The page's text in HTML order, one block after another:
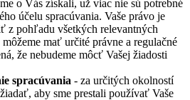
o Vás získali, už viac nie sú potrebné
účelu spracúvania. Vaše právo je
z pohľadu všetkých relevantných
mať určité právne a regulačné
že nebudeme môcť Vašej žiadosti
spracúvania - za určitých okolností
aby sme prestali používať Vaše